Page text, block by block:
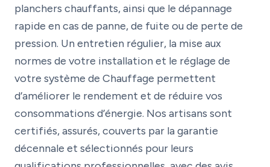
planchers chauffants, ainsi que le dépannage
rapide en cas de panne, de fuite ou de perte de
pression. Un entretien régulier, la mise aux
normes de votre installation et le réglage de
votre système de Chauffage permettent
d’améliorer le rendement et de réduire vos
consommations d’énergie. Nos artisans sont
certifiés, assurés, couverts par la garantie
décennale et sélectionnés pour leurs